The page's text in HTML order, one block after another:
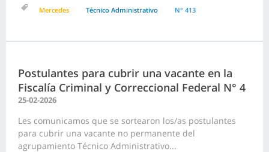
Mercedes Técnico Administrativo N° 413
Postulantes para cubrir una vacante en la
Fiscalía Criminal y Correccional Federal N° 4
25-02-2026
Les comunicamos que se sortearon los/as postulantes
para cubrir una vacante no permanente del
agrupamiento Técnico Administrativo...